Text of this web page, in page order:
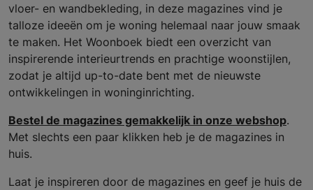
vloer- en wandbekleding, in deze magazines vind je
talloze ideeën om je woning helemaal naar jouw smaak
te maken. Het Woonboek biedt een overzicht van
inspirerende interieurtrends en prachtige woonstijlen,
zodat je altijd up-to-date bent met de nieuwste
ontwikkelingen in woninginrichting.
Bestel de magazines gemakkelijk in onze webshop.
Met slechts een paar klikken heb je de magazines in
huis.
Laat je inspireren door de magazines en geef je huis de